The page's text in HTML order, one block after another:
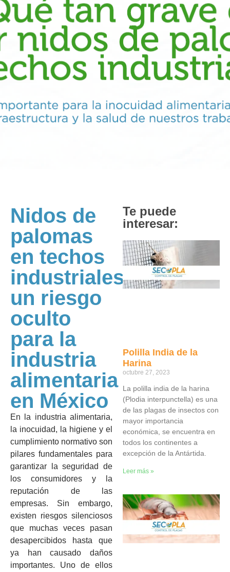
Nidos de
palomas
en techos
industriales:
un riesgo
oculto
para la
industria
alimentaria
en México
En la industria alimentaria,
la inocuidad, la higiene y el
cumplimiento normativo son
pilares fundamentales para
garantizar la seguridad de
los consumidores y la
reputación de las
empresas. Sin embargo,
existen riesgos silenciosos
que muchas veces pasan
desapercibidos hasta que
ya han causado daños
importantes. Uno de ellos
Te puede
interesar:
Polilla India de la
Harina
octubre 27, 2023
La polilla india de la harina
(Plodia interpunctella) es una
de las plagas de insectos con
mayor importancia
económica, se encuentra en
todos los continentes a
excepción de la Antártida.
Leer más »